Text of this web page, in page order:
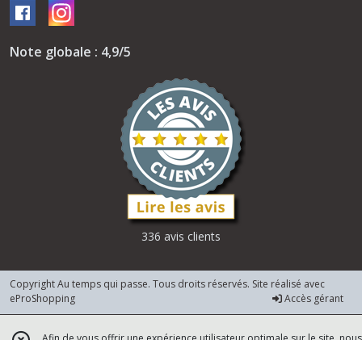
Note globale : 4,9/5
336 avis clients
Copyright Au temps qui passe. Tous droits réservés. Site réalisé avec
eProShopping
Accès gérant